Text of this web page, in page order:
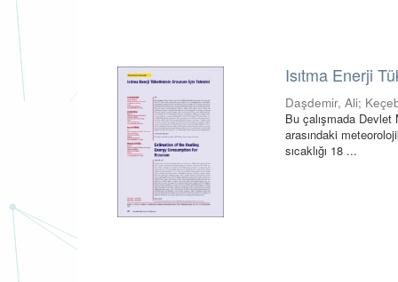
Isıtma Enerji
Daşdemir, Ali;
Bu çalışmada Devlet
arasındaki
sıcaklığı 18 ...